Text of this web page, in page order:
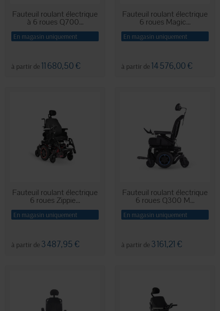
Fauteuil roulant électrique
à 6 roues Q700...
En magasin uniquement
à partir de 11 680,50 €
Fauteuil roulant électrique
6 roues Magic...
En magasin uniquement
à partir de 14 576,00 €
Fauteuil roulant électrique
6 roues Zippie...
En magasin uniquement
à partir de 3 487,95 €
Fauteuil roulant électrique
6 roues Q300 M...
En magasin uniquement
à partir de 3 161,21 €